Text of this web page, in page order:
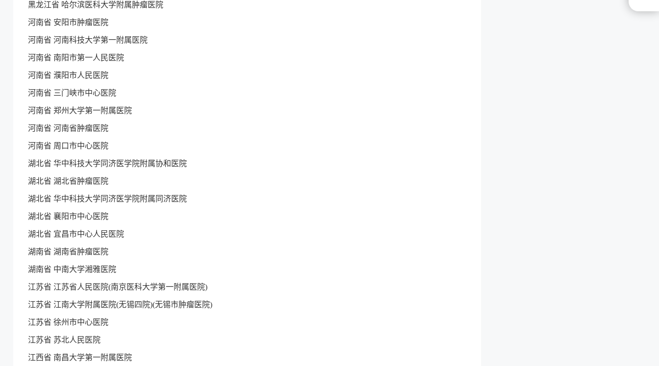
黑龙江省 哈尔滨医科大学附属肿瘤医院
河南省 安阳市肿瘤医院
河南省 河南科技大学第一附属医院
河南省 南阳市第一人民医院
河南省 濮阳市人民医院
河南省 三门峡市中心医院
河南省 郑州大学第一附属医院
河南省 河南省肿瘤医院
河南省 周口市中心医院
湖北省 华中科技大学同济医学院附属协和医院
湖北省 湖北省肿瘤医院
湖北省 华中科技大学同济医学院附属同济医院
湖北省 襄阳市中心医院
湖北省 宜昌市中心人民医院
湖南省 湖南省肿瘤医院
湖南省 中南大学湘雅医院
江苏省 江苏省人民医院(南京医科大学第一附属医院)
江苏省 江南大学附属医院(无锡四院)(无锡市肿瘤医院)
江苏省 徐州市中心医院
江苏省 苏北人民医院
江西省 南昌大学第一附属医院